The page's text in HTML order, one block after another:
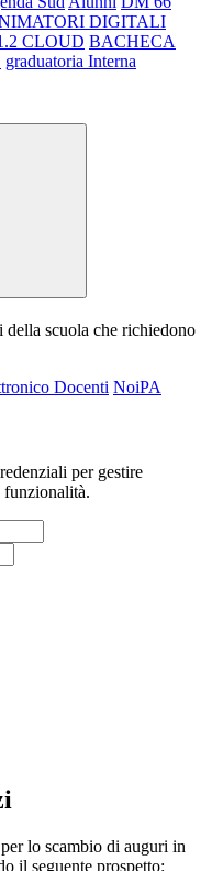
DIGITALI
CLOUD BACHECA
graduatoria Interna
scuola che richiedono
Docenti NoiPA
per gestire
funzionalità.
lo scambio di auguri in
il seguente prospetto: